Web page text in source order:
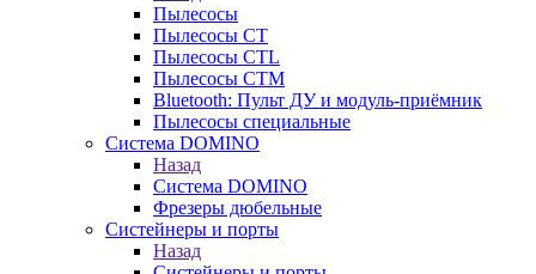
Пылесосы
Пылесосы CT
Пылесосы CTL
Пылесосы CTM
Bluetooth: Пульт ДУ и модуль-приёмник
Пылесосы специальные
Система DOMINO
Назад
Система DOMINO
Фрезеры дюбельные
Систейнеры и порты
Назад